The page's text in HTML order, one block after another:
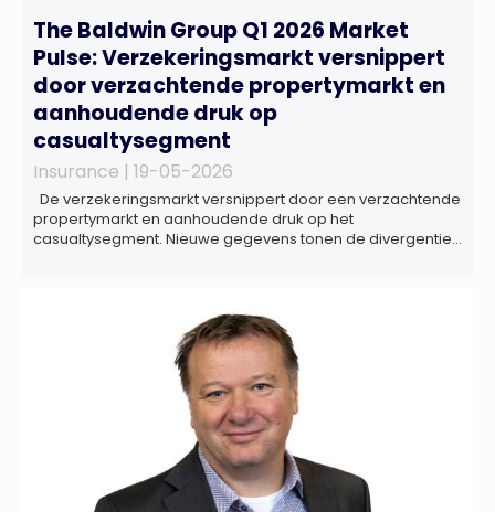
The Baldwin Group Q1 2026 Market
Pulse: Verzekeringsmarkt versnippert
door verzachtende propertymarkt en
aanhoudende druk op
casualtysegment
Insurance | 19-05-2026
De verzekeringsmarkt versnippert door een verzachtende
propertymarkt en aanhoudende druk op het
casualtysegment. Nieuwe gegevens tonen de divergentie
het Market Pulse Report voor het eerste kwartaal van 2026
De bedrijfsmatige […]